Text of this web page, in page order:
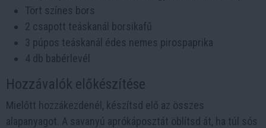
Tört színes bors
2 csapott teáskanál borsikafű
3 púpos teáskanál édes nemes pirospaprika
4 db babérlevél
Hozzávalók előkészítése
Mielőtt hozzákezdenél, készítsd elő az összes
alapanyagot. A savanyú aprókáposztát öblítsd át, ha túl sós